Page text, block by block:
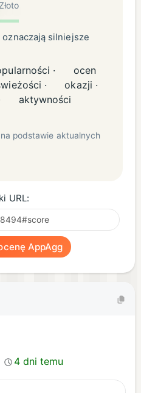
Złoto
silniejsze
·
ocen
·
okazji ·
aktywności
podstawie aktualnych
URL:
AppAgg
4 dni temu